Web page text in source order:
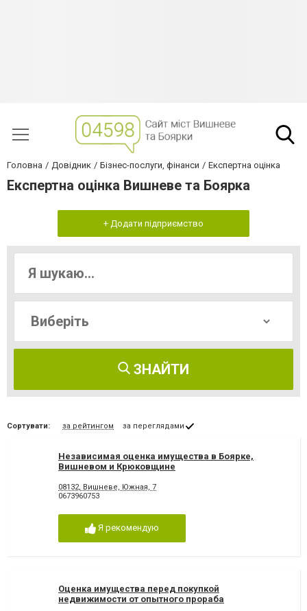
Головна Довідник Бізнес-послуги, фінанси Експертна оцінка
Експертна оцінка Вишневе та Боярка
+ Додати підприємство
ЗНАЙТИ
Сортувати: за рейтингом за переглядами
Независимая оценка имущества в Боярке,
Вишневом и Крюковщине
08132, Вишневе, Южная, 7
0673960753
Я рекомендую
Оценка имущества перед покупкой
недвижимости от опытного прораба